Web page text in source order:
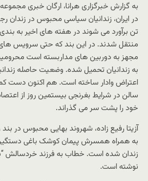
به گزارش خبرگزاری هرانا، ارگان خبری
تن برآورد می شوند در هفته های اخیر به بندی
منتقل شدند. در این بند که حتی سرویس های
مجهز به دوربین های مداربسته است
به زندانیان تحمیل شده. وضعیت حاصله
سالن در شرایط بغرنجی بیستمین روز از
خود را پشت سر می گذراند.
آزیتا رفیع زاده، شهروند بهایی محبوس در بند
به همراه همسرش پیمان کوشک باغی
زندان شده است. خطاب به فرزند خردسالش
نوشته است.